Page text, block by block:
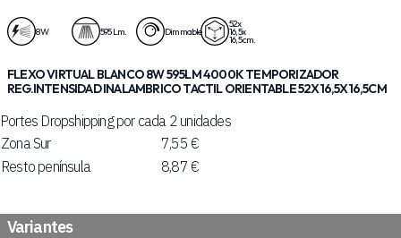
8 W 595 Lm. Dimmable
52x
16,5x
16,5 cm.
FLEXO VIRTUAL BLANCO 8W 595LM 4000K TEMPORIZADOR
REG.INTENSIDAD INALAMBRICO TACTIL ORIENTABLE 52X16,5X16,5CM
Portes Dropshipping por cada 2 unidades
Zona Sur
7,55 €
Resto península
8,87 €
Variantes